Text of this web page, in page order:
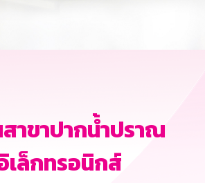
าขาปากน้ำปราณ
เล็กทรอนิกส์